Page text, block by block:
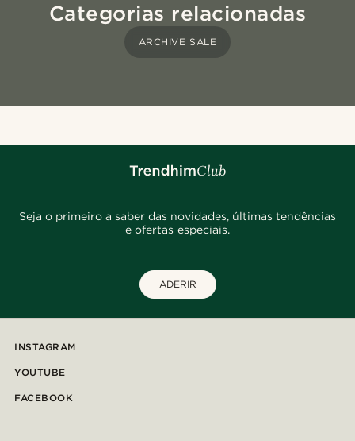
Categorias relacionadas
ARCHIVE SALE
Seja o primeiro a saber das novidades, últimas tendências
e ofertas especiais.
ADERIR
INSTAGRAM
YOUTUBE
FACEBOOK